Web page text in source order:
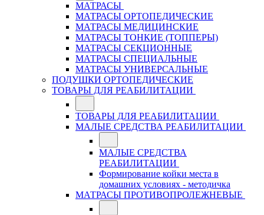
МАТРАСЫ
МАТРАСЫ ОРТОПЕДИЧЕСКИЕ
МАТРАСЫ МЕДИЦИНСКИЕ
МАТРАСЫ ТОНКИЕ (ТОППЕРЫ)
МАТРАСЫ СЕКЦИОННЫЕ
МАТРАСЫ СПЕЦИАЛЬНЫЕ
МАТРАСЫ УНИВЕРСАЛЬНЫЕ
ПОДУШКИ ОРТОПЕДИЧЕСКИЕ
ТОВАРЫ ДЛЯ РЕАБИЛИТАЦИИ
ТОВАРЫ ДЛЯ РЕАБИЛИТАЦИИ
МАЛЫЕ СРЕДСТВА РЕАБИЛИТАЦИИ
МАЛЫЕ СРЕДСТВА
РЕАБИЛИТАЦИИ
Формирование койки места в
домашних условиях - методичка
МАТРАСЫ ПРОТИВОПРОЛЕЖНЕВЫЕ